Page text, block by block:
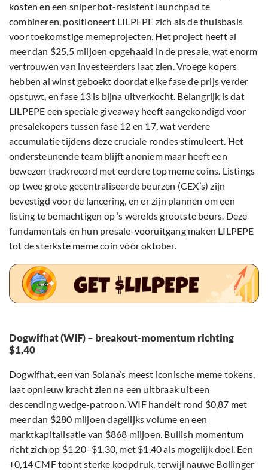
kosten en een sniper bot-resistent launchpad te
combineren, positioneert LILPEPE zich als de thuisbasis
voor toekomstige memeprojecten. Het project heeft al
meer dan $25,5 miljoen opgehaald in de presale, wat enorm
vertrouwen van investeerders laat zien. Vroege kopers
hebben al winst geboekt doordat elke fase de prijs verder
opstuwt, en fase 13 is bijna uitverkocht. Belangrijk is dat
LILPEPE een speciale giveaway heeft aangekondigd voor
presalekopers tussen fase 12 en 17, wat verdere
accumulatie tijdens deze cruciale rondes stimuleert. Het
ondersteunende team blijft anoniem maar heeft een
bewezen trackrecord met eerdere top meme coins. Listings
op twee grote gecentraliseerde beurzen (CEX’s) zijn
bevestigd voor de lancering, en er zijn plannen om een
listing te bemachtigen op ’s werelds grootste beurs. Deze
fundamentals en hun presale-vooruitgang maken LILPEPE
tot de sterkste meme coin vóór oktober.
Dogwifhat (WIF) – breakout-momentum richting
$1,40
Dogwifhat, een van Solana’s meest iconische meme tokens,
laat opnieuw kracht zien na een uitbraak uit een
descending wedge-patroon. WIF handelt rond $0,87 met
meer dan $280 miljoen dagelijks volume en een
marktkapitalisatie van $868 miljoen. Bullish momentum
richt zich op $1,20–$1,30, met $1,40 als mogelijk doel. Een
+0,14 CMF toont sterke koopdruk, terwijl nauwe Bollinger